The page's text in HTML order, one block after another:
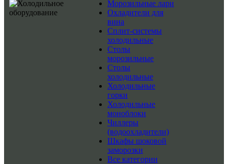
Морозильные лари
Охладители для
вина
Сплит-системы
холодильные
Столы
морозильные
Столы
холодильные
Холодильные
горки
Холодильные
моноблоки
Чиллеры
(водоохладители)
Шкафы шоковой
заморозки
Все категории